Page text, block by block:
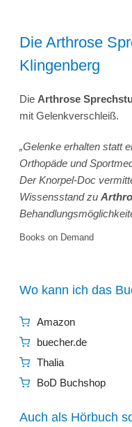
Die Arthrose
Klingenberg
Die Arthrose
mit Gelenkverschleiß.
„Gelenke erhalten statt
Orthopäde und
Der Knorpel-Doc
Wissensstand zu
Books on Demand
Wo kann ich das
Amazon
buecher.de
Thalia
BoD Buchshop
Auch als Hörbuch